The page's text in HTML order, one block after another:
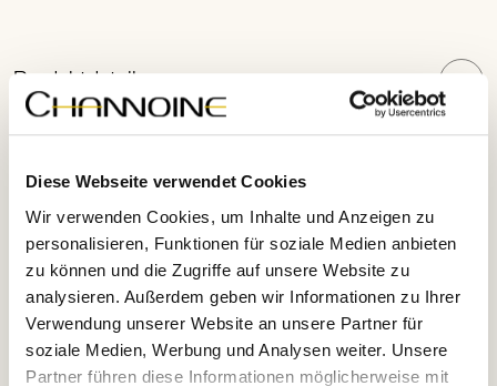
Diese Webseite verwendet Cookies
Wir verwenden Cookies, um Inhalte und Anzeigen zu
personalisieren, Funktionen für soziale Medien anbieten
zu können und die Zugriffe auf unsere Website zu
analysieren. Außerdem geben wir Informationen zu Ihrer
Verwendung unserer Website an unsere Partner für
soziale Medien, Werbung und Analysen weiter. Unsere
Partner führen diese Informationen möglicherweise mit
Produktdetails
Anwendungshinweise
Leitwirkstoffe